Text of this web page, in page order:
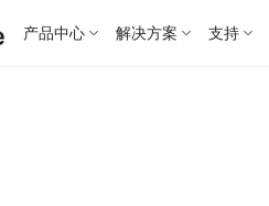
产品中心 解决方案 支持